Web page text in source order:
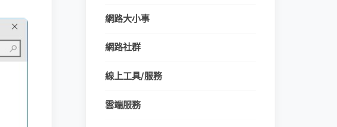
網路大小事
網路社群
線上工具/服務
雲端服務